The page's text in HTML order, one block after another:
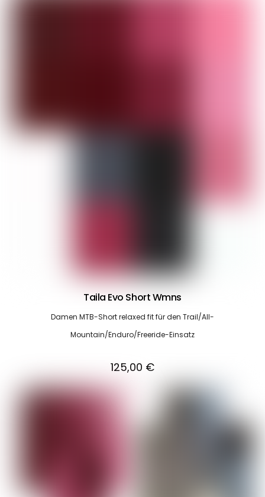
Taila Evo Short Wmns
Damen MTB-Short relaxed fit für den Trail/All-
Mountain/Enduro/Freeride-Einsatz
125,00 €